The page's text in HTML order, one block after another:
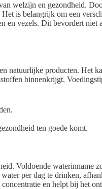
welzijn en gezondheid.
is belangrijk om een
en vezels. Dit bevordert niet
natuurlijke producten. Het
binnenkrijgt.
ten goede komt.
Voldoende waterinname
per dag te drinken,
en helpt bij het